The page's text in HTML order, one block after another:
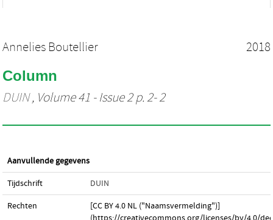
Annelies Boutellier 2018
Column
DUIN, Volume 41 - Issue 2 p. 2- 2
Aanvullende gegevens
Tijdschrift DUIN
Rechten
[CC BY 4.0 NL ("Naamsvermelding")]